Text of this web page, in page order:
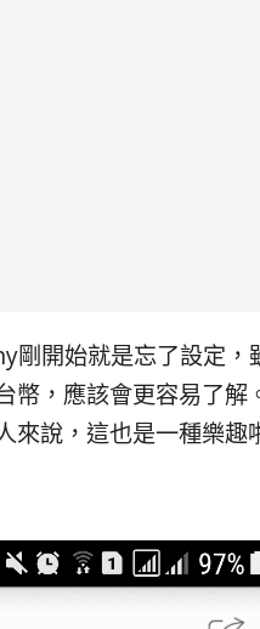
開始就是忘了設定，
幣，應該會更容易了解
說，這也是一種樂趣